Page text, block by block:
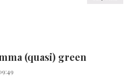
(quasi) green